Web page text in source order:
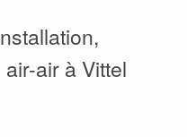
air à Vittel